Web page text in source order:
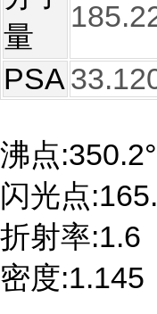
量
PSA
沸点
闪光点
折射率:1.6
密度:1.145